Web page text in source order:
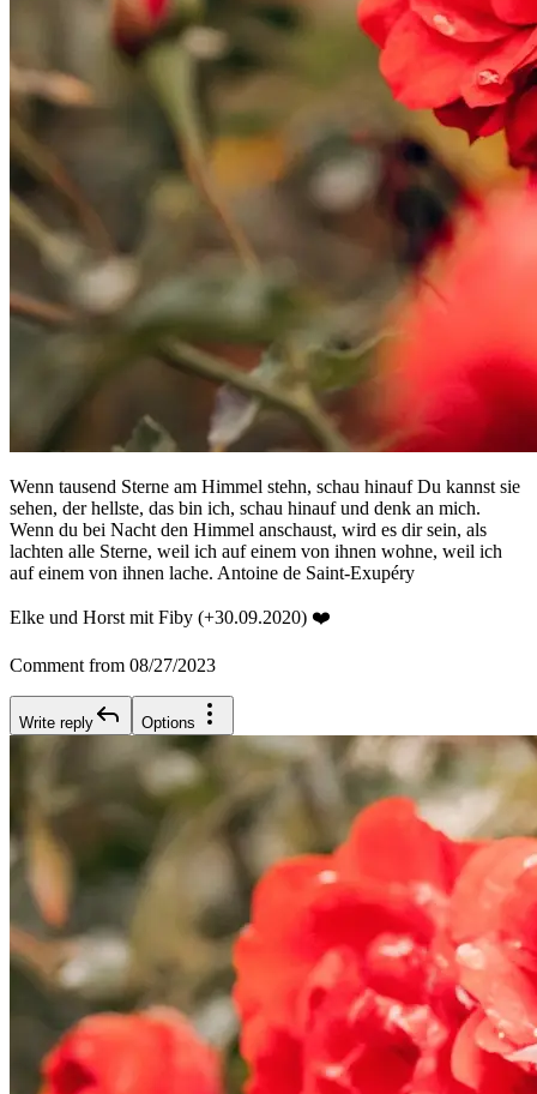
Wenn tausend Sterne am Himmel stehn, schau hinauf Du kannst sie
sehen, der hellste, das bin ich, schau hinauf und denk an mich.
Wenn du bei Nacht den Himmel anschaust, wird es dir sein, als
lachten alle Sterne, weil ich auf einem von ihnen wohne, weil ich
auf einem von ihnen lache. Antoine de Saint-Exupéry
Elke und Horst mit Fiby (+30.09.2020) ❤️
Comment from 08/27/2023
Write reply Options